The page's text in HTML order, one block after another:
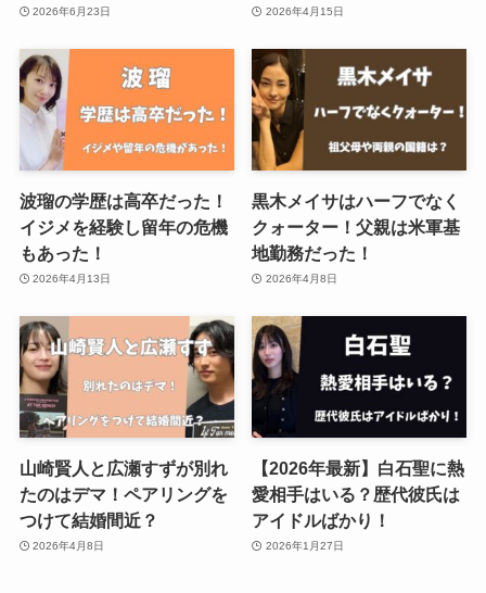
2026年6月23日 2026年4月15日
波瑠の学歴は高卒だった！
イジメを経験し留年の危機
もあった！
2026年4月13日
黒木メイサはハーフでなく
クォーター！父親は米軍基
地勤務だった！
2026年4月8日
山崎賢人と広瀬すずが別れ
たのはデマ！ペアリングを
つけて結婚間近？
2026年4月8日
【2026年最新】白石聖に熱
愛相手はいる？歴代彼氏は
アイドルばかり！
2026年1月27日